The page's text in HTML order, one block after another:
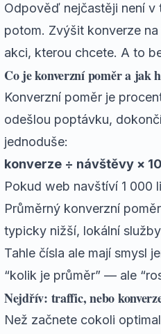
Odpověď nejčastěji není
potom. Zvýšit konverze
akci, kterou chcete. A to
Co je konverzní poměr a jak
Konverzní poměr je
odešlou poptávku,
jednoduše:
konverze ÷ návštěvy ×
Pokud web navštíví 1 000
Průměrný konverzní
typicky nižší, lokální
Tahle čísla ale mají smysl
“kolik je průměr” — ale
Nejdřív: traffic, nebo
Než začnete cokoli